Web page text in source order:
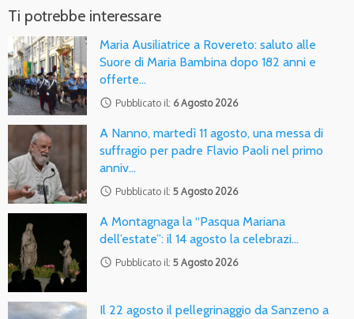
Ti potrebbe interessare
Maria Ausiliatrice a Rovereto: saluto alle
Suore di Maria Bambina dopo 182 anni e
offerte…
access_time Pubblicato il: 6 Agosto 2026
A Nanno, martedì 11 agosto, una messa di
suffragio per padre Flavio Paoli nel primo
anniv…
access_time Pubblicato il: 5 Agosto 2026
A Montagnaga la “Pasqua Mariana
dell’estate”: il 14 agosto la celebrazi…
access_time Pubblicato il: 5 Agosto 2026
Il 22 agosto il pellegrinaggio da Sanzeno a